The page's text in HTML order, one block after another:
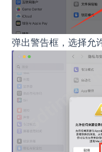
弹出警告框，选择允